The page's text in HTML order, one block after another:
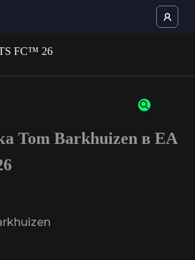
менее 3 символов или цифр
Tom Barkhuizen в EA